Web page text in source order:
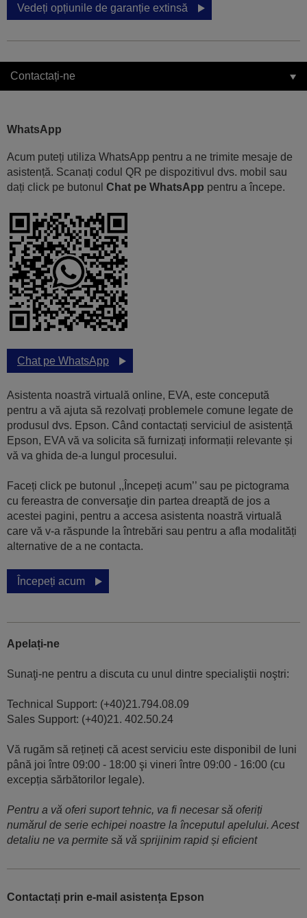
Vedeți opțiunile de garanție extinsă
Contactați-ne
WhatsApp
Acum puteți utiliza WhatsApp pentru a ne trimite mesaje de
asistență. Scanați codul QR pe dispozitivul dvs. mobil sau
dați click pe butonul Chat pe WhatsApp pentru a începe.
Chat pe WhatsApp
Asistenta noastră virtuală online, EVA, este concepută
pentru a vă ajuta să rezolvați problemele comune legate de
produsul dvs. Epson. Când contactați serviciul de asistență
Epson, EVA vă va solicita să furnizați informații relevante și
vă va ghida de-a lungul procesului.
Faceți click pe butonul ,,Începeți acum’’ sau pe pictograma
cu fereastra de conversaţie din partea dreaptă de jos a
acestei pagini, pentru a accesa asistenta noastră virtuală
care vă v-a răspunde la întrebări sau pentru a afla modalități
alternative de a ne contacta.
Începeți acum
Apelați-ne
Sunaţi-ne pentru a discuta cu unul dintre specialiştii noştri:
Technical Support: (+40)21.794.08.09
Sales Support: (+40)21. 402.50.24
Vă rugăm să rețineți că acest serviciu este disponibil de luni
până joi între 09:00 - 18:00 şi vineri între 09:00 - 16:00 (cu
excepția sărbătorilor legale).
Pentru a vă oferi suport tehnic, va fi necesar să oferiți
numărul de serie echipei noastre la începutul apelului. Acest
detaliu ne va permite să vă sprijinim rapid și eficient
Contactați prin e-mail asistența Epson